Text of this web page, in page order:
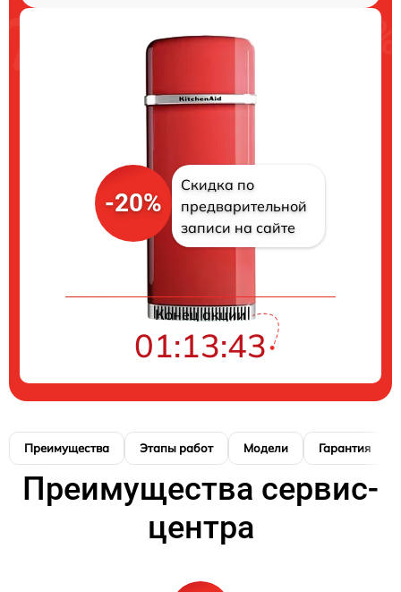
-20%
Скидка по
предварительной
записи на сайте
Конец акции
01:13:42
Преимущества Этапы работ Модели Гарантия
Преимущества сервис-
центра